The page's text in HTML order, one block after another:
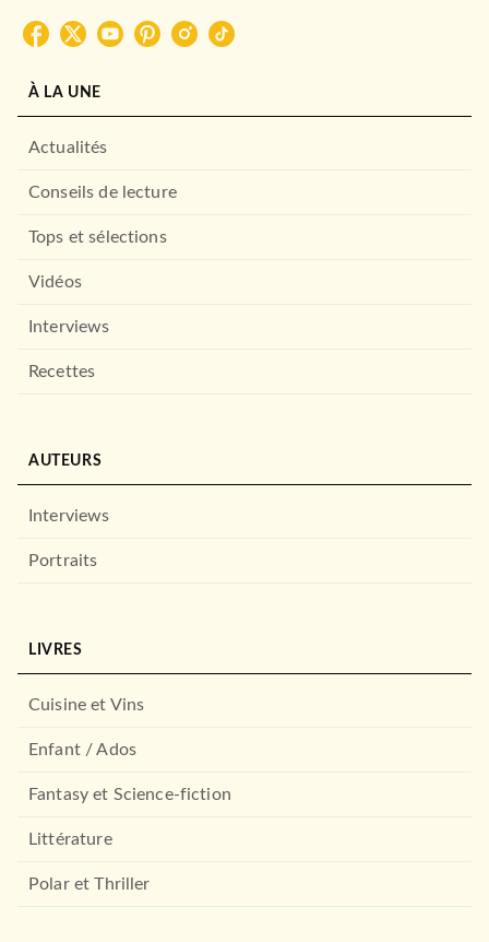
À LA UNE
Actualités
Conseils de lecture
Tops et sélections
Vidéos
Interviews
Recettes
AUTEURS
Interviews
Portraits
LIVRES
Cuisine et Vins
Enfant / Ados
Fantasy et Science-fiction
Littérature
Polar et Thriller